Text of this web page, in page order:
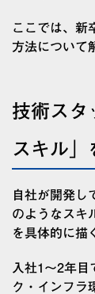
ここでは、新
方法について
技術スタ
スキル」
自社が開発し
のようなスキ
を具体的に描
入社1〜2年目
ク・インフラ